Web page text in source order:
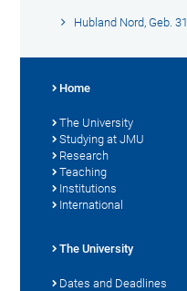
Hubland Nord, Geb. 31
Home
The University
Studying at JMU
Research
Teaching
Institutions
International
The University
Dates and Deadlines